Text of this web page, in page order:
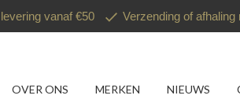
vanaf €50 Verzending of afhaling
OVER ONS MERKEN NIEUWS